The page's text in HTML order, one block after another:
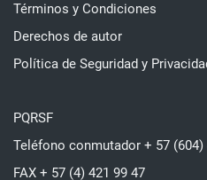
Términos y Condiciones
Derechos de autor
Política de Seguridad y
PQRSF
Teléfono conmutador + 57 (604)
FAX + 57 (4) 421 99 47